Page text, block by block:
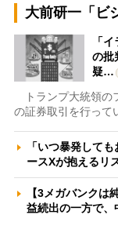
大前研一「ビ
「
の批
疑…
トランプ大統領の
の証券取引を行っ
「いつ暴発して
ースXが抱えるリ
【3メガバンクは
益続出の一方で